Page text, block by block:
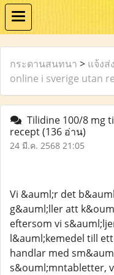
กระดานสนทนา > แจ้งส่
online i sverige utan
Tilidine 100/8 mg
recept(136 อ่าน)
24 มี.ค. 2568 21:05
Vi &auml;r det
g&auml;ller att
eftersom vi
l&auml;kemedel till
handlar med
s&ouml;mntabletter,